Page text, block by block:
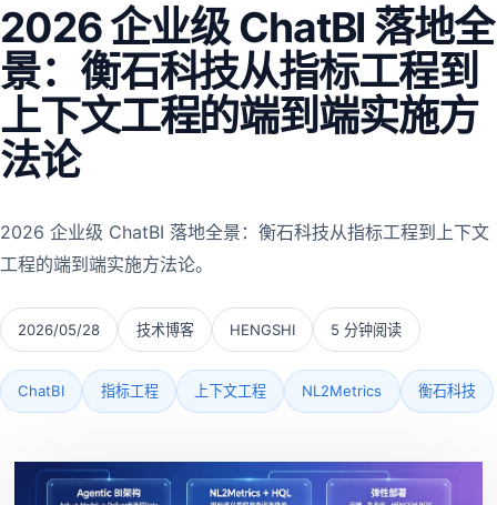
2026 企业级 ChatBI 落地全
景：衡石科技从指标工程到
上下文工程的端到端实施方
法论
2026 企业级 ChatBI 落地全景：衡石科技从指标工程到上下文
工程的端到端实施方法论。
2026/05/28 技术博客 HENGSHI 5 分钟阅读
ChatBI 指标工程 上下文工程 NL2Metrics 衡石科技